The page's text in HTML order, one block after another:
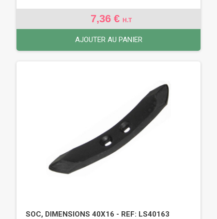
7,36 € H.T
AJOUTER AU PANIER
SOC, DIMENSIONS 40X16 - REF: LS40163